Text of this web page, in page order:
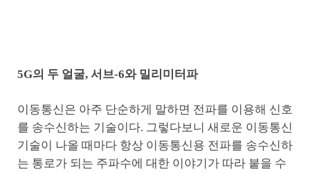
5G의 두 얼굴, 서브-6와 밀리미터파
이동통신은 아주 단순하게 말하면 전파를 이용해 신호
를 송수신하는 기술이다. 그렇다보니 새로운 이동통신
기술이 나올 때마다 항상 이동통신용 전파를 송수신하
는 통로가 되는 주파수에 대한 이야기가 따라 붙을 수